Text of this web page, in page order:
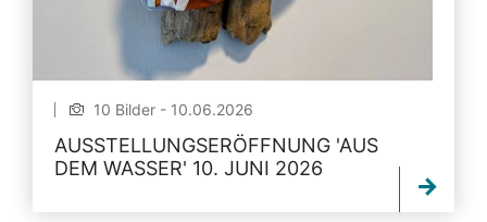
10 Bilder - 10.06.2026
AUSSTELLUNGSERÖFFNUNG 'AUS
DEM WASSER' 10. JUNI 2026